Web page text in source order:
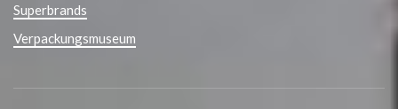
Superbrands
Verpackungsmuseum